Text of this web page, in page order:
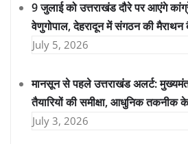
9 जुलाई को उत्तराखंड दौरे पर आएंगे
वेणुगोपाल, देहरादून में संगठन की मैराथन
July 5, 2026
मानसून से पहले उत्तराखंड अलर्ट:
तैयारियों की समीक्षा, आधुनिक तकनीक
July 3, 2026